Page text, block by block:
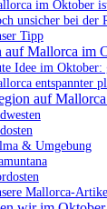
im Oktober
unsicher bei der
Tipp
auf Mallorca im
Idee im Oktober:
entspannter
auf
& Umgebung
Mallorca-